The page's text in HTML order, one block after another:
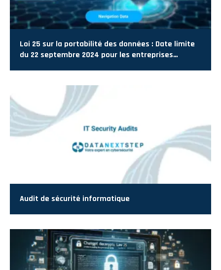
Loi 25 sur la portabilité des données : Date limite
du 22 septembre 2024 pour les entreprises
Audit de sécurité informatique